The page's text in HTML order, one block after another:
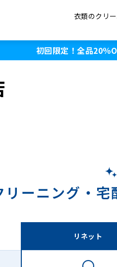
衣類のクリ
初回限定！全品20％
リーニング・ 宅
リネット